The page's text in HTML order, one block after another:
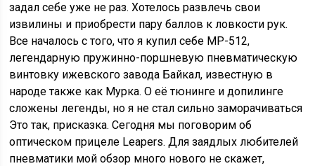
задал себе уже не раз. Хотелось развлечь свои
извилины и приобрести пару баллов к ловкости рук.
Все началось с того, что я купил себе МР-512,
легендарную пружинно-поршневую пневматическую
винтовку ижевского завода Байкал, известную в
народе также как Мурка. О её тюнинге и допилинге
сложены легенды, но я не стал сильно заморачиваться
Это так, присказка. Сегодня мы поговорим об
оптическом прицеле Leapers. Для заядлых любителей
пневматики мой обзор много нового не скажет,